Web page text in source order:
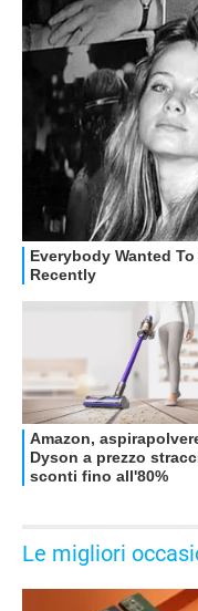
RECENSIONI
Le migliori